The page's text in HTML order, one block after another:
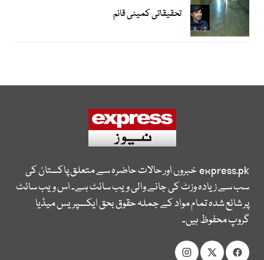
تحقیقاتی کمیٹی قائم
express.pkخبروں اور حالات حاضرہ سے متعلق پاکستان کی
سب سے زیادہ وزٹ کی جانے والی ویب سائٹ ہے۔ اس ویب سائٹ
پر شائع شدہ تمام مواد کے جملہ حقوق بحق ایکسپریس میڈیا
گروپ محفوظ ہیں۔